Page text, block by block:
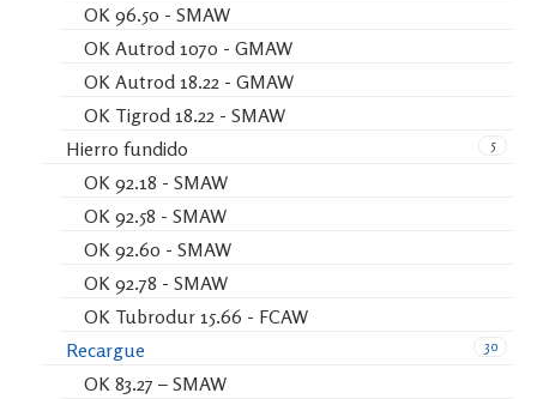
OK 96.50 - SMAW
OK Autrod 1070 - GMAW
OK Autrod 18.22 - GMAW
OK Tigrod 18.22 - SMAW
5
Hierro fundido
OK 92.18 - SMAW
OK 92.58 - SMAW
OK 92.60 - SMAW
OK 92.78 - SMAW
OK Tubrodur 15.66 - FCAW
30
Recargue
OK 83.27 – SMAW